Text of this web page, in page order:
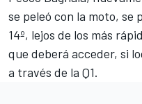
se peleó con la moto, se
14º, lejos de los más
que deberá acceder, si
a través de la Q1.